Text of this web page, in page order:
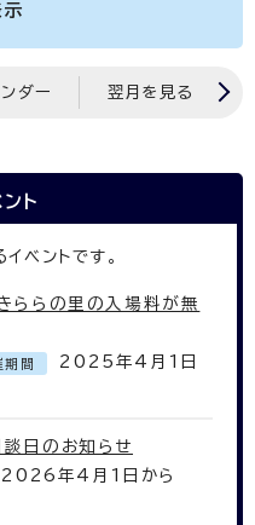
ダー 翌月を見る
ト
ベントです。
ららの里の入場料が無
期間
2025年4月1日
日のお知らせ
2026年4月1日から